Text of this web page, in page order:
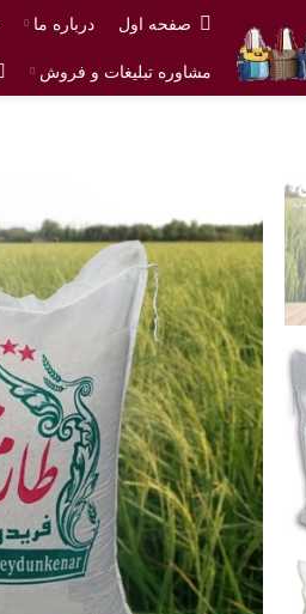
صفحه اول درباره ما
مشاوره تبلیغات و فروش